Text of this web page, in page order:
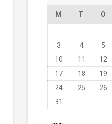
M Ti O
3
4 5
10
11 12
17
18 19
24
25 26
31